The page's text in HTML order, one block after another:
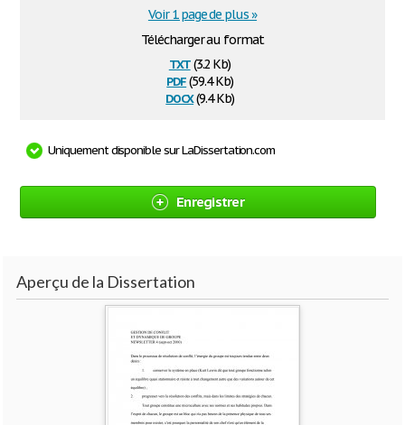
Télécharger au format
txt(3.2 Kb)
pdf(59.4 Kb)
docx(9.4 Kb)
Voir 1 page de plus »
Uniquement disponible sur LaDissertation.com
Enregistrer
Aperçu de la Dissertation